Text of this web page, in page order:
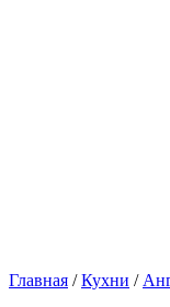
Главная /Кухни /